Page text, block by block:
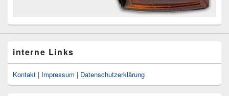
interne Links
Kontakt | Impressum | Datenschutzerklärung